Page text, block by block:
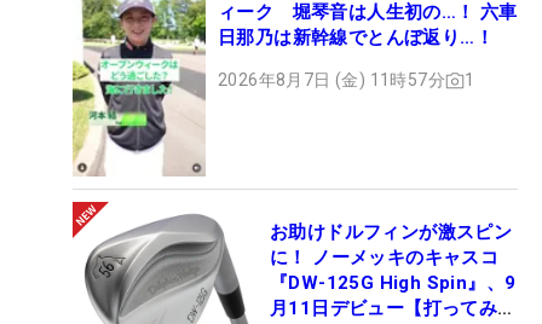
ィーク 堀琴音は人生初の…！ 六車
日那乃は新幹線でとんぼ返り…！
2026年8月7日 (金) 11時57分 1
お助けドルフィンが激スピン
に！ ノーメッキのキャスコ
『DW-125G High Spin』、9
月11日デビュー【打ってみ